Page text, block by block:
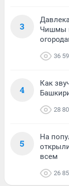
3
Чишмы
36
4
Как
28
5
На
всем
26